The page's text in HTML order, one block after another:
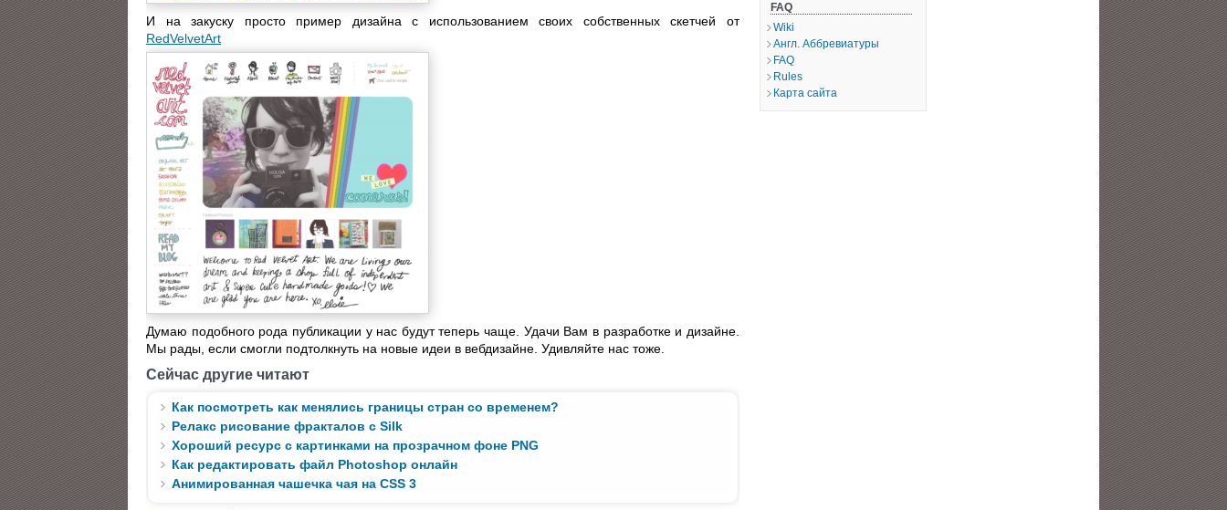
И на закуску просто пример дизайна с использованием своих собственных скетчей от
RedVelvetArt
Думаю подобного рода публикации у нас будут теперь чаще. Удачи Вам в разработке и дизайне.
Мы рады, если смогли подтолкнуть на новые идеи в вебдизайне. Удивляйте нас тоже.
Сейчас другие читают
Как посмотреть как менялись границы стран со временем?
Релакс рисование фракталов с Silk
Хороший ресурс с картинками на прозрачном фоне PNG
Как редактировать файл Photoshop онлайн
Анимированная чашечка чая на CSS 3
FAQ
Wiki
Англ. Аббревиатуры
FAQ
Rules
Карта сайта